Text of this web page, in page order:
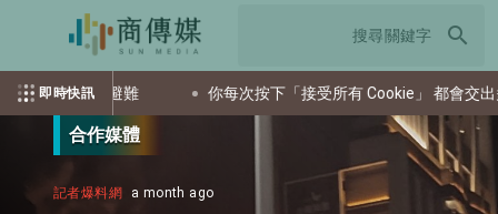
search
即時快訊
眾避難 你每次按下「接受所有 Cookie」 都會交出多少個資？
合作媒體
記者爆料網 a month ago